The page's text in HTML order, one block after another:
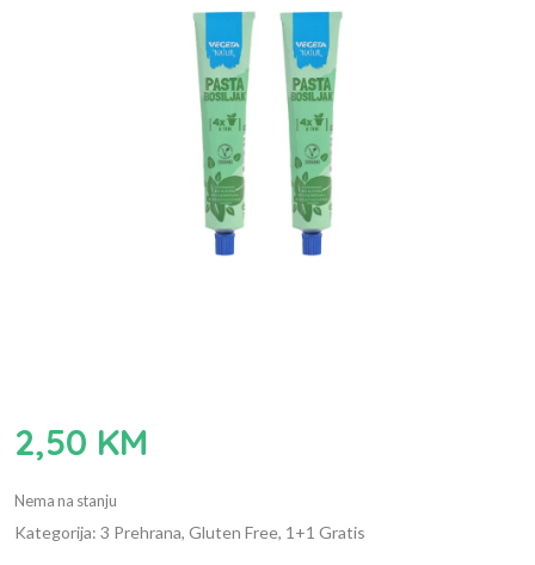
2,50 KM
Nema na stanju
Kategorija: 3 Prehrana, Gluten Free, 1+1 Gratis